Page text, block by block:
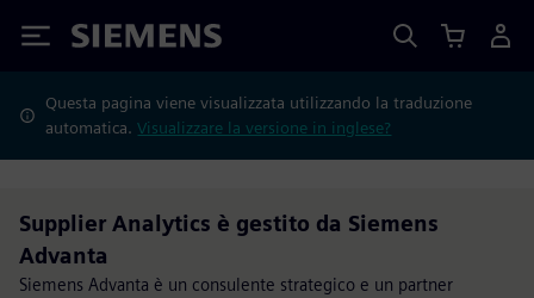
Siemens
Questa pagina viene visualizzata utilizzando la traduzione
automatica.Visualizzare la versione in inglese?
Supplier Analytics è gestito da Siemens
Advanta
Siemens Advanta è un consulente strategico e un partner